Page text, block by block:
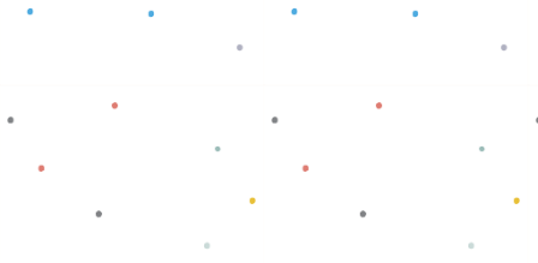
Baca selengkapnya